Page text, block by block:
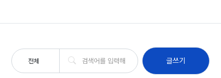
전체 글쓰기